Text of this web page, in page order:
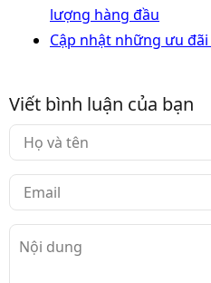
lượng hàng đầu
Cập nhật những ưu
Viết bình luận của bạn